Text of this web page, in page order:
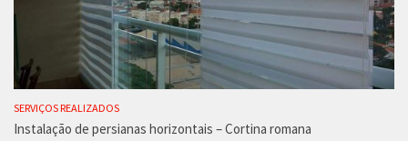
SERVIÇOS REALIZADOS
Instalação de persianas horizontais – Cortina romana